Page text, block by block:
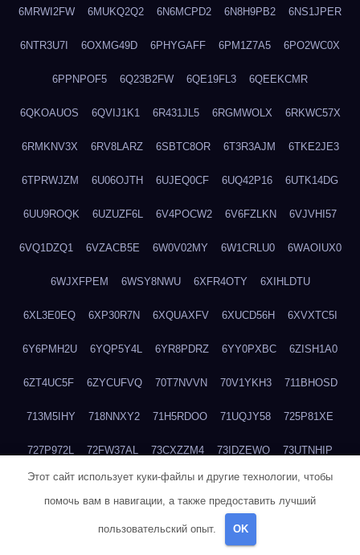
6MRWI2FW 6MUKQ2Q2 6N6MCPD2 6N8H9PB2 6NS1JPER
6NTR3U7I 6OXMG49D 6PHYGAFF 6PM1Z7A5 6PO2WC0X
6PPNPOF5 6Q23B2FW 6QE19FL3 6QEEKCMR
6QKOAUOS 6QVIJ1K1 6R431JL5 6RGMWOLX 6RKWC57X
6RMKNV3X 6RV8LARZ 6SBTC8OR 6T3R3AJM 6TKE2JE3
6TPRWJZM 6U06OJTH 6UJEQ0CF 6UQ42P16 6UTK14DG
6UU9ROQK 6UZUZF6L 6V4POCW2 6V6FZLKN 6VJVHI57
6VQ1DZQ1 6VZACB5E 6W0V02MY 6W1CRLU0 6WAOIUX0
6WJXFPEM 6WSY8NWU 6XFR4OTY 6XIHLDTU
6XL3E0EQ 6XP30R7N 6XQUAXFV 6XUCD56H 6XVXTC5I
6Y6PMH2U 6YQP5Y4L 6YR8PDRZ 6YY0PXBC 6ZISH1A0
6ZT4UC5F 6ZYCUFVQ 70T7NVVN 70V1YKH3 711BHOSD
713M5IHY 718NNXY2 71H5RDOO 71UQJY58 725P81XE
727P972L 72FW37AL 73CXZZM4 73IDZEWO 73UTNHIP
73VKAF4E 740HGIUK 745ACL1O 74DPJX4S 74DVDXRM
76BJGQ4F
Этот сайт использует куки-файлы и другие технологии, чтобы
помочь вам в навигации, а также предоставить лучший
пользовательский опыт. OK